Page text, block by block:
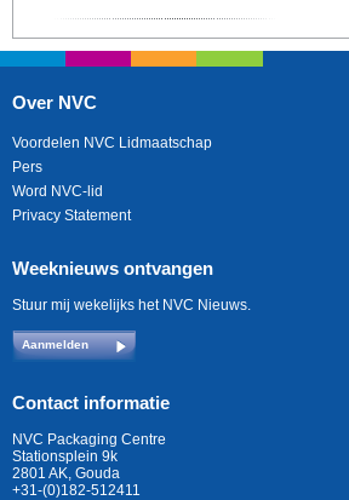
Over NVC
Voordelen NVC Lidmaatschap
Pers
Word NVC-lid
Privacy Statement
Weeknieuws ontvangen
Stuur mij wekelijks het NVC Nieuws.
Aanmelden
Contact informatie
NVC Packaging Centre
Stationsplein 9k
2801 AK, Gouda
+31-(0)182-512411